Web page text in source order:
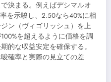
決まる。例えばデシマルオ
を示唆し、2.50なら40%に相
ン（ヴィゴリッシュ）を上
を超えるように価格を調
的な収益安定を確保する。
確率と実際の見立ての差